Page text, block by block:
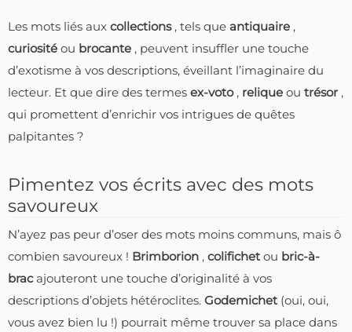
Les mots liés aux collections , tels que antiquaire ,
curiosité ou brocante , peuvent insuffler une touche
d’exotisme à vos descriptions, éveillant l’imaginaire du
lecteur. Et que dire des termes ex-voto , relique ou trésor ,
qui promettent d’enrichir vos intrigues de quêtes
palpitantes ?
Pimentez vos écrits avec des mots
savoureux
N’ayez pas peur d’oser des mots moins communs, mais ô
combien savoureux ! Brimborion , colifichet ou bric-à-
bracajouteront une touche d’originalité à vos
descriptions d’objets hétéroclites. Godemichet (oui, oui,
vous avez bien lu !) pourrait même trouver sa place dans